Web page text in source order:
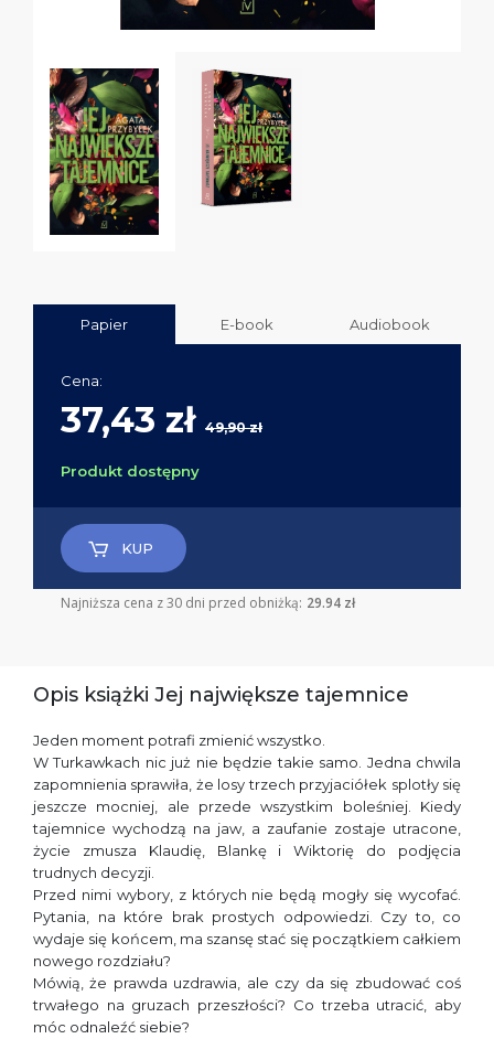
Papier E-book Audiobook
Cena:
37,43 zł 49,90 zł
Produkt dostępny
KUP
Najniższa cena z 30 dni przed obniżką: 29.94 zł
Opis książki Jej największe tajemnice
Jeden moment potrafi zmienić wszystko.
W Turkawkach nic już nie będzie takie samo. Jedna chwila
zapomnienia sprawiła, że losy trzech przyjaciółek splotły się
jeszcze mocniej, ale przede wszystkim boleśniej. Kiedy
tajemnice wychodzą na jaw, a zaufanie zostaje utracone,
życie zmusza Klaudię, Blankę i Wiktorię do podjęcia
trudnych decyzji.
Przed nimi wybory, z których nie będą mogły się wycofać.
Pytania, na które brak prostych odpowiedzi. Czy to, co
wydaje się końcem, ma szansę stać się początkiem całkiem
nowego rozdziału?
Mówią, że prawda uzdrawia, ale czy da się zbudować coś
trwałego na gruzach przeszłości? Co trzeba utracić, aby
móc odnaleźć siebie?